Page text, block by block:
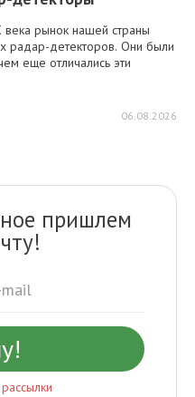
века рынок нашей страны
радар-детекторов. Они были
еще отличались эти
06.08.2026
пришлем